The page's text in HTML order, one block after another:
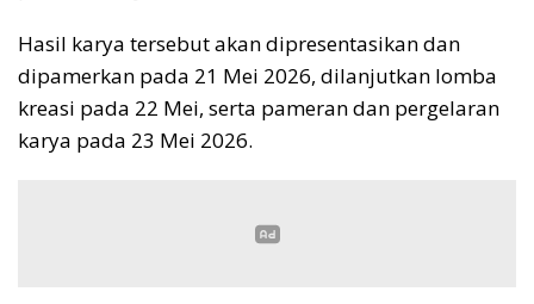
Hasil karya tersebut akan dipresentasikan dan
dipamerkan pada 21 Mei 2026, dilanjutkan lomba
kreasi pada 22 Mei, serta pameran dan pergelaran
karya pada 23 Mei 2026.